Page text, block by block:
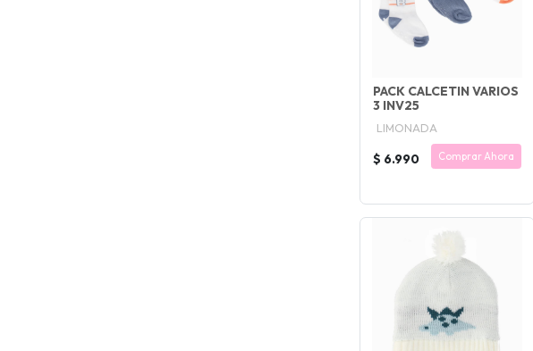
PACK CALCETIN VARIOS
3 INV25
LIMONADA
$ 6.990 Comprar Ahora